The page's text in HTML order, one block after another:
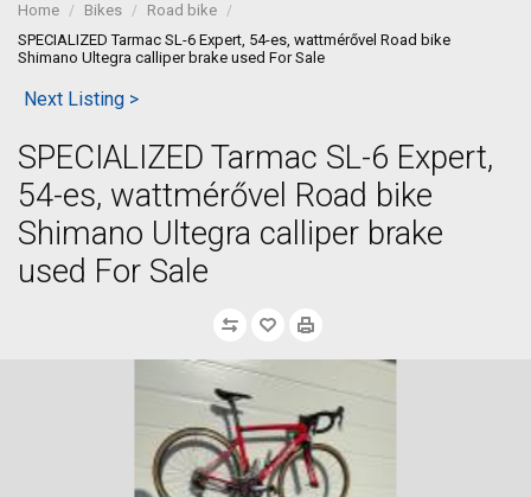
Home Bikes
Road bike
SPECIALIZED Tarmac SL-6 Expert, 54-es, wattmérővel Road bike
Shimano Ultegra calliper brake used For Sale
Next Listing >
SPECIALIZED Tarmac SL-6 Expert,
54-es, wattmérővel Road bike
Shimano Ultegra calliper brake
used For Sale